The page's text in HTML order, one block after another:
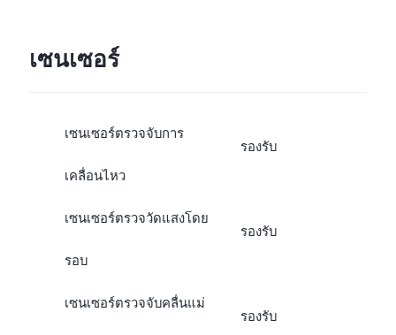
เซนเซอร์
เซนเซอร์ตรวจจับการ
เคลื่อนไหว
รองรับ
เซนเซอร์ตรวจวัดแสงโดย
รอบ
รองรับ
เซนเซอร์ตรวจจับคลื่นแม่
รองรับ